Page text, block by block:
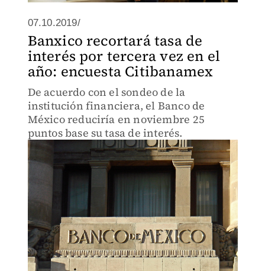
07.10.2019/
Banxico recortará tasa de
interés por tercera vez en el
año: encuesta Citibanamex
De acuerdo con el sondeo de la
institución financiera, el Banco de
México reduciría en noviembre 25
puntos base su tasa de interés.